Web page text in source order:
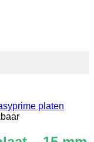
platen